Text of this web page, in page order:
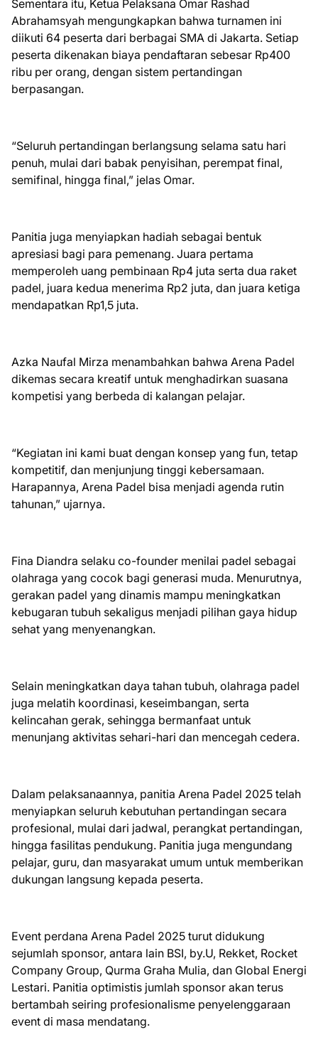
Sementara itu, Ketua Pelaksana Omar Rashad
Abrahamsyah mengungkapkan bahwa turnamen ini
diikuti 64 peserta dari berbagai SMA di Jakarta. Setiap
peserta dikenakan biaya pendaftaran sebesar Rp400
ribu per orang, dengan sistem pertandingan
berpasangan.
“Seluruh pertandingan berlangsung selama satu hari
penuh, mulai dari babak penyisihan, perempat final,
semifinal, hingga final,” jelas Omar.
Panitia juga menyiapkan hadiah sebagai bentuk
apresiasi bagi para pemenang. Juara pertama
memperoleh uang pembinaan Rp4 juta serta dua raket
padel, juara kedua menerima Rp2 juta, dan juara ketiga
mendapatkan Rp1,5 juta.
Azka Naufal Mirza menambahkan bahwa Arena Padel
dikemas secara kreatif untuk menghadirkan suasana
kompetisi yang berbeda di kalangan pelajar.
“Kegiatan ini kami buat dengan konsep yang fun, tetap
kompetitif, dan menjunjung tinggi kebersamaan.
Harapannya, Arena Padel bisa menjadi agenda rutin
tahunan,” ujarnya.
Fina Diandra selaku co-founder menilai padel sebagai
olahraga yang cocok bagi generasi muda. Menurutnya,
gerakan padel yang dinamis mampu meningkatkan
kebugaran tubuh sekaligus menjadi pilihan gaya hidup
sehat yang menyenangkan.
Selain meningkatkan daya tahan tubuh, olahraga padel
juga melatih koordinasi, keseimbangan, serta
kelincahan gerak, sehingga bermanfaat untuk
menunjang aktivitas sehari-hari dan mencegah cedera.
Dalam pelaksanaannya, panitia Arena Padel 2025 telah
menyiapkan seluruh kebutuhan pertandingan secara
profesional, mulai dari jadwal, perangkat pertandingan,
hingga fasilitas pendukung. Panitia juga mengundang
pelajar, guru, dan masyarakat umum untuk memberikan
dukungan langsung kepada peserta.
Event perdana Arena Padel 2025 turut didukung
sejumlah sponsor, antara lain BSI, by.U, Rekket, Rocket
Company Group, Qurma Graha Mulia, dan Global Energi
Lestari. Panitia optimistis jumlah sponsor akan terus
bertambah seiring profesionalisme penyelenggaraan
event di masa mendatang.